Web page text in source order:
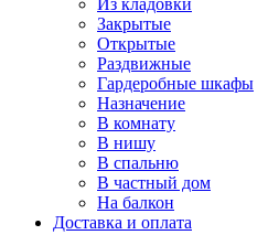
Из кладовки
Закрытые
Открытые
Раздвижные
Гардеробные шкафы
Назначение
В комнату
В нишу
В спальню
В частный дом
На балкон
Доставка и оплата